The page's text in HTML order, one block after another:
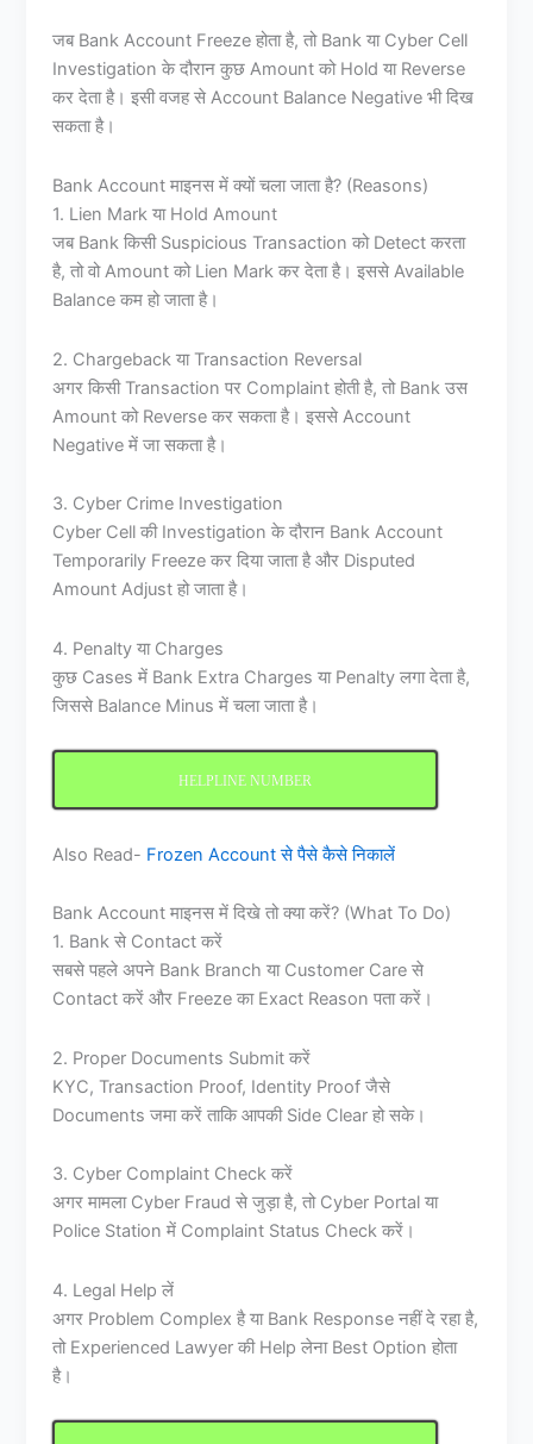
जब Bank Account Freeze होता है, तो Bank या Cyber Cell
Investigation के दौरान कुछ Amount को Hold या Reverse
कर देता है। इसी वजह से Account Balance Negative भी दिख
सकता है।
Bank Account माइनस में क्यों चला जाता है? (Reasons)
1. Lien Mark या Hold Amount
जब Bank किसी Suspicious Transaction को Detect करता
है, तो वो Amount को Lien Mark कर देता है। इससे Available
Balance कम हो जाता है।
2. Chargeback या Transaction Reversal
अगर किसी Transaction पर Complaint होती है, तो Bank उस
Amount को Reverse कर सकता है। इससे Account
Negative में जा सकता है।
3. Cyber Crime Investigation
Cyber Cell की Investigation के दौरान Bank Account
Temporarily Freeze कर दिया जाता है और Disputed
Amount Adjust हो जाता है।
4. Penalty या Charges
कुछ Cases में Bank Extra Charges या Penalty लगा देता है,
जिससे Balance Minus में चला जाता है।
HELPLINE NUMBER
Also Read- Frozen Account से पैसे कैसे निकालें
Bank Account माइनस में दिखे तो क्या करें? (What To Do)
1. Bank से Contact करें
सबसे पहले अपने Bank Branch या Customer Care से
Contact करें और Freeze का Exact Reason पता करें।
2. Proper Documents Submit करें
KYC, Transaction Proof, Identity Proof जैसे
Documents जमा करें ताकि आपकी Side Clear हो सके।
3. Cyber Complaint Check करें
अगर मामला Cyber Fraud से जुड़ा है, तो Cyber Portal या
Police Station में Complaint Status Check करें।
4. Legal Help लें
अगर Problem Complex है या Bank Response नहीं दे रहा है,
तो Experienced Lawyer की Help लेना Best Option होता
है।